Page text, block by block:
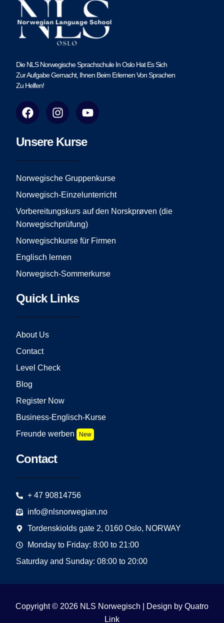
Die NLS Norwegische Sprachschule In Oslo Hat Es Sich
Zur Aufgabe Gemacht, Ihnen Beim Erlernen Von Sprachen
Zu Helfen!
F
a
e
o
o
I
n
t
g
r
m
Y
o
t
e
Unsere Kurse
Norwegische Gruppenkurse
Norwegisch-Einzelunterricht
Vorbereitungskurs auf den Norskprøven (die
Norwegischprüfung)
Norwegischkurse für Firmen
Englisch lernen
Norwegisch-Sommerkurse
Quick Links
About Us
Contact
Level Check
Blog
Register Now
Business-Englisch-Kurse
Freunde werben
New
Contact
+ 47 90814756
info@nlsnorwegian.no
Tordenskiolds gate 2, 0160 Oslo, NORWAY
Monday to Friday: 8:00 to 21:00
Saturday and Sunday: 08:00 to 20:00
Copyright © 2026 NLS Norwegisch | Design by Quatro
Link